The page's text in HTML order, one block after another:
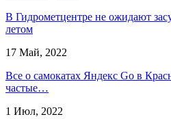
​В Гидрометцентре не ожидают
летом
17 Май, 2022
Все о самокатах Яндекс Go в
частые…
1 Июл, 2022